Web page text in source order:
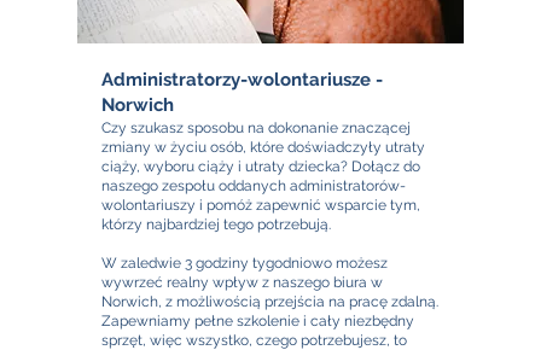
Administratorzy-wolontariusze -
Norwich
Czy szukasz sposobu na dokonanie znaczącej
zmiany w życiu osób, które doświadczyły utraty
ciąży, wyboru ciąży i utraty dziecka? Dołącz do
naszego zespołu oddanych administratorów-
wolontariuszy i pomóż zapewnić wsparcie tym,
którzy najbardziej tego potrzebują.
W zaledwie 3 godziny tygodniowo możesz
wywrzeć realny wpływ z naszego biura w
Norwich, z możliwością przejścia na pracę zdalną.
Zapewniamy pełne szkolenie i cały niezbędny
sprzęt, więc wszystko, czego potrzebujesz, to